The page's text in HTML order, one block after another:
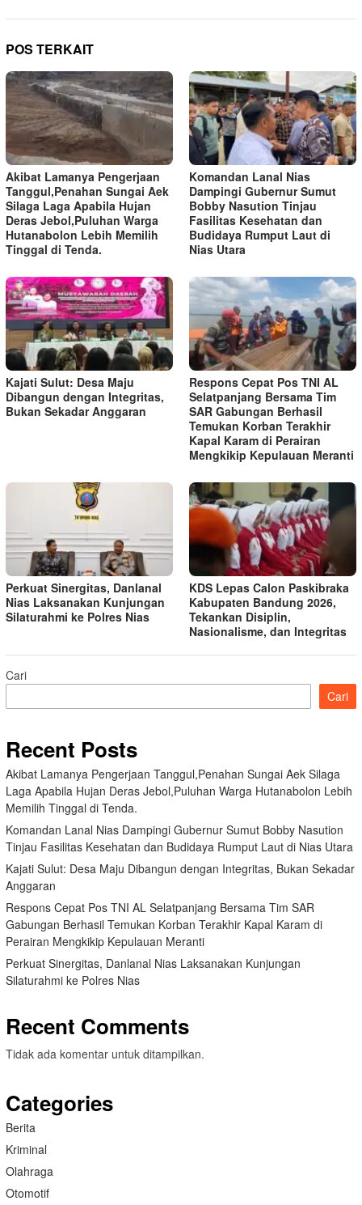
POS TERKAIT
Akibat Lamanya Pengerjaan
Tanggul,Penahan Sungai Aek
Silaga Laga Apabila Hujan
Deras Jebol,Puluhan Warga
Hutanabolon Lebih Memilih
Tinggal di Tenda.
Komandan Lanal Nias
Dampingi Gubernur Sumut
Bobby Nasution Tinjau
Fasilitas Kesehatan dan
Budidaya Rumput Laut di
Nias Utara
Kajati Sulut: Desa Maju
Dibangun dengan Integritas,
Bukan Sekadar Anggaran
Respons Cepat Pos TNI AL
Selatpanjang Bersama Tim
SAR Gabungan Berhasil
Temukan Korban Terakhir
Kapal Karam di Perairan
Mengkikip Kepulauan Meranti
Perkuat Sinergitas, Danlanal
Nias Laksanakan Kunjungan
Silaturahmi ke Polres Nias
KDS Lepas Calon Paskibraka
Kabupaten Bandung 2026,
Tekankan Disiplin,
Nasionalisme, dan Integritas
Cari
Cari
Recent Posts
Akibat Lamanya Pengerjaan Tanggul,Penahan Sungai Aek Silaga
Laga Apabila Hujan Deras Jebol,Puluhan Warga Hutanabolon Lebih
Memilih Tinggal di Tenda.
Komandan Lanal Nias Dampingi Gubernur Sumut Bobby Nasution
Tinjau Fasilitas Kesehatan dan Budidaya Rumput Laut di Nias Utara
Kajati Sulut: Desa Maju Dibangun dengan Integritas, Bukan Sekadar
Anggaran
Respons Cepat Pos TNI AL Selatpanjang Bersama Tim SAR
Gabungan Berhasil Temukan Korban Terakhir Kapal Karam di
Perairan Mengkikip Kepulauan Meranti
Perkuat Sinergitas, Danlanal Nias Laksanakan Kunjungan
Silaturahmi ke Polres Nias
Recent Comments
Tidak ada komentar untuk ditampilkan.
Categories
Berita
Kriminal
Olahraga
Otomotif